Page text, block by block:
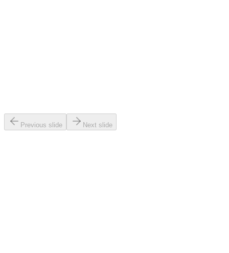
Previous slide Next slide